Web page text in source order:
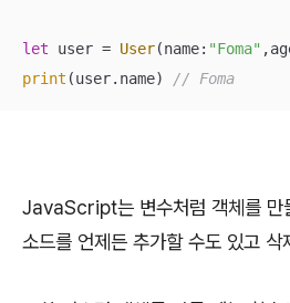
let user = User(name: "Foma"
print (user.name) // Foma
JavaScript는 변수처럼 객체를 만
소드를 언제든 추가할 수도 있고 삭